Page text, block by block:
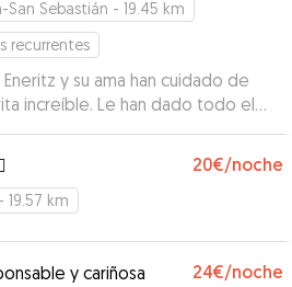
San Sebastián - 19.45 km
recurrentes
Eneritz y su ama han cuidado de
increíble. Le han dado todo el
y atención que necesitaba. La
Sin duda volveré a
ella en próximas ocasiones.
20€/noche
- 19.57 km
y cariñosa
24€/noche